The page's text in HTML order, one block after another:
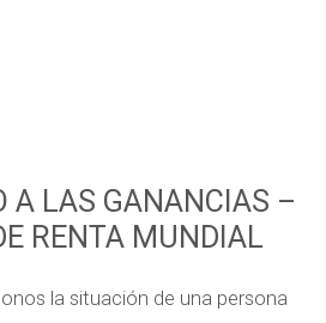
RENTA MUNDIAL
la situación de una persona